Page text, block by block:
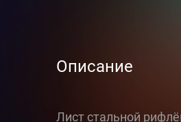
Описание
Лист стальной